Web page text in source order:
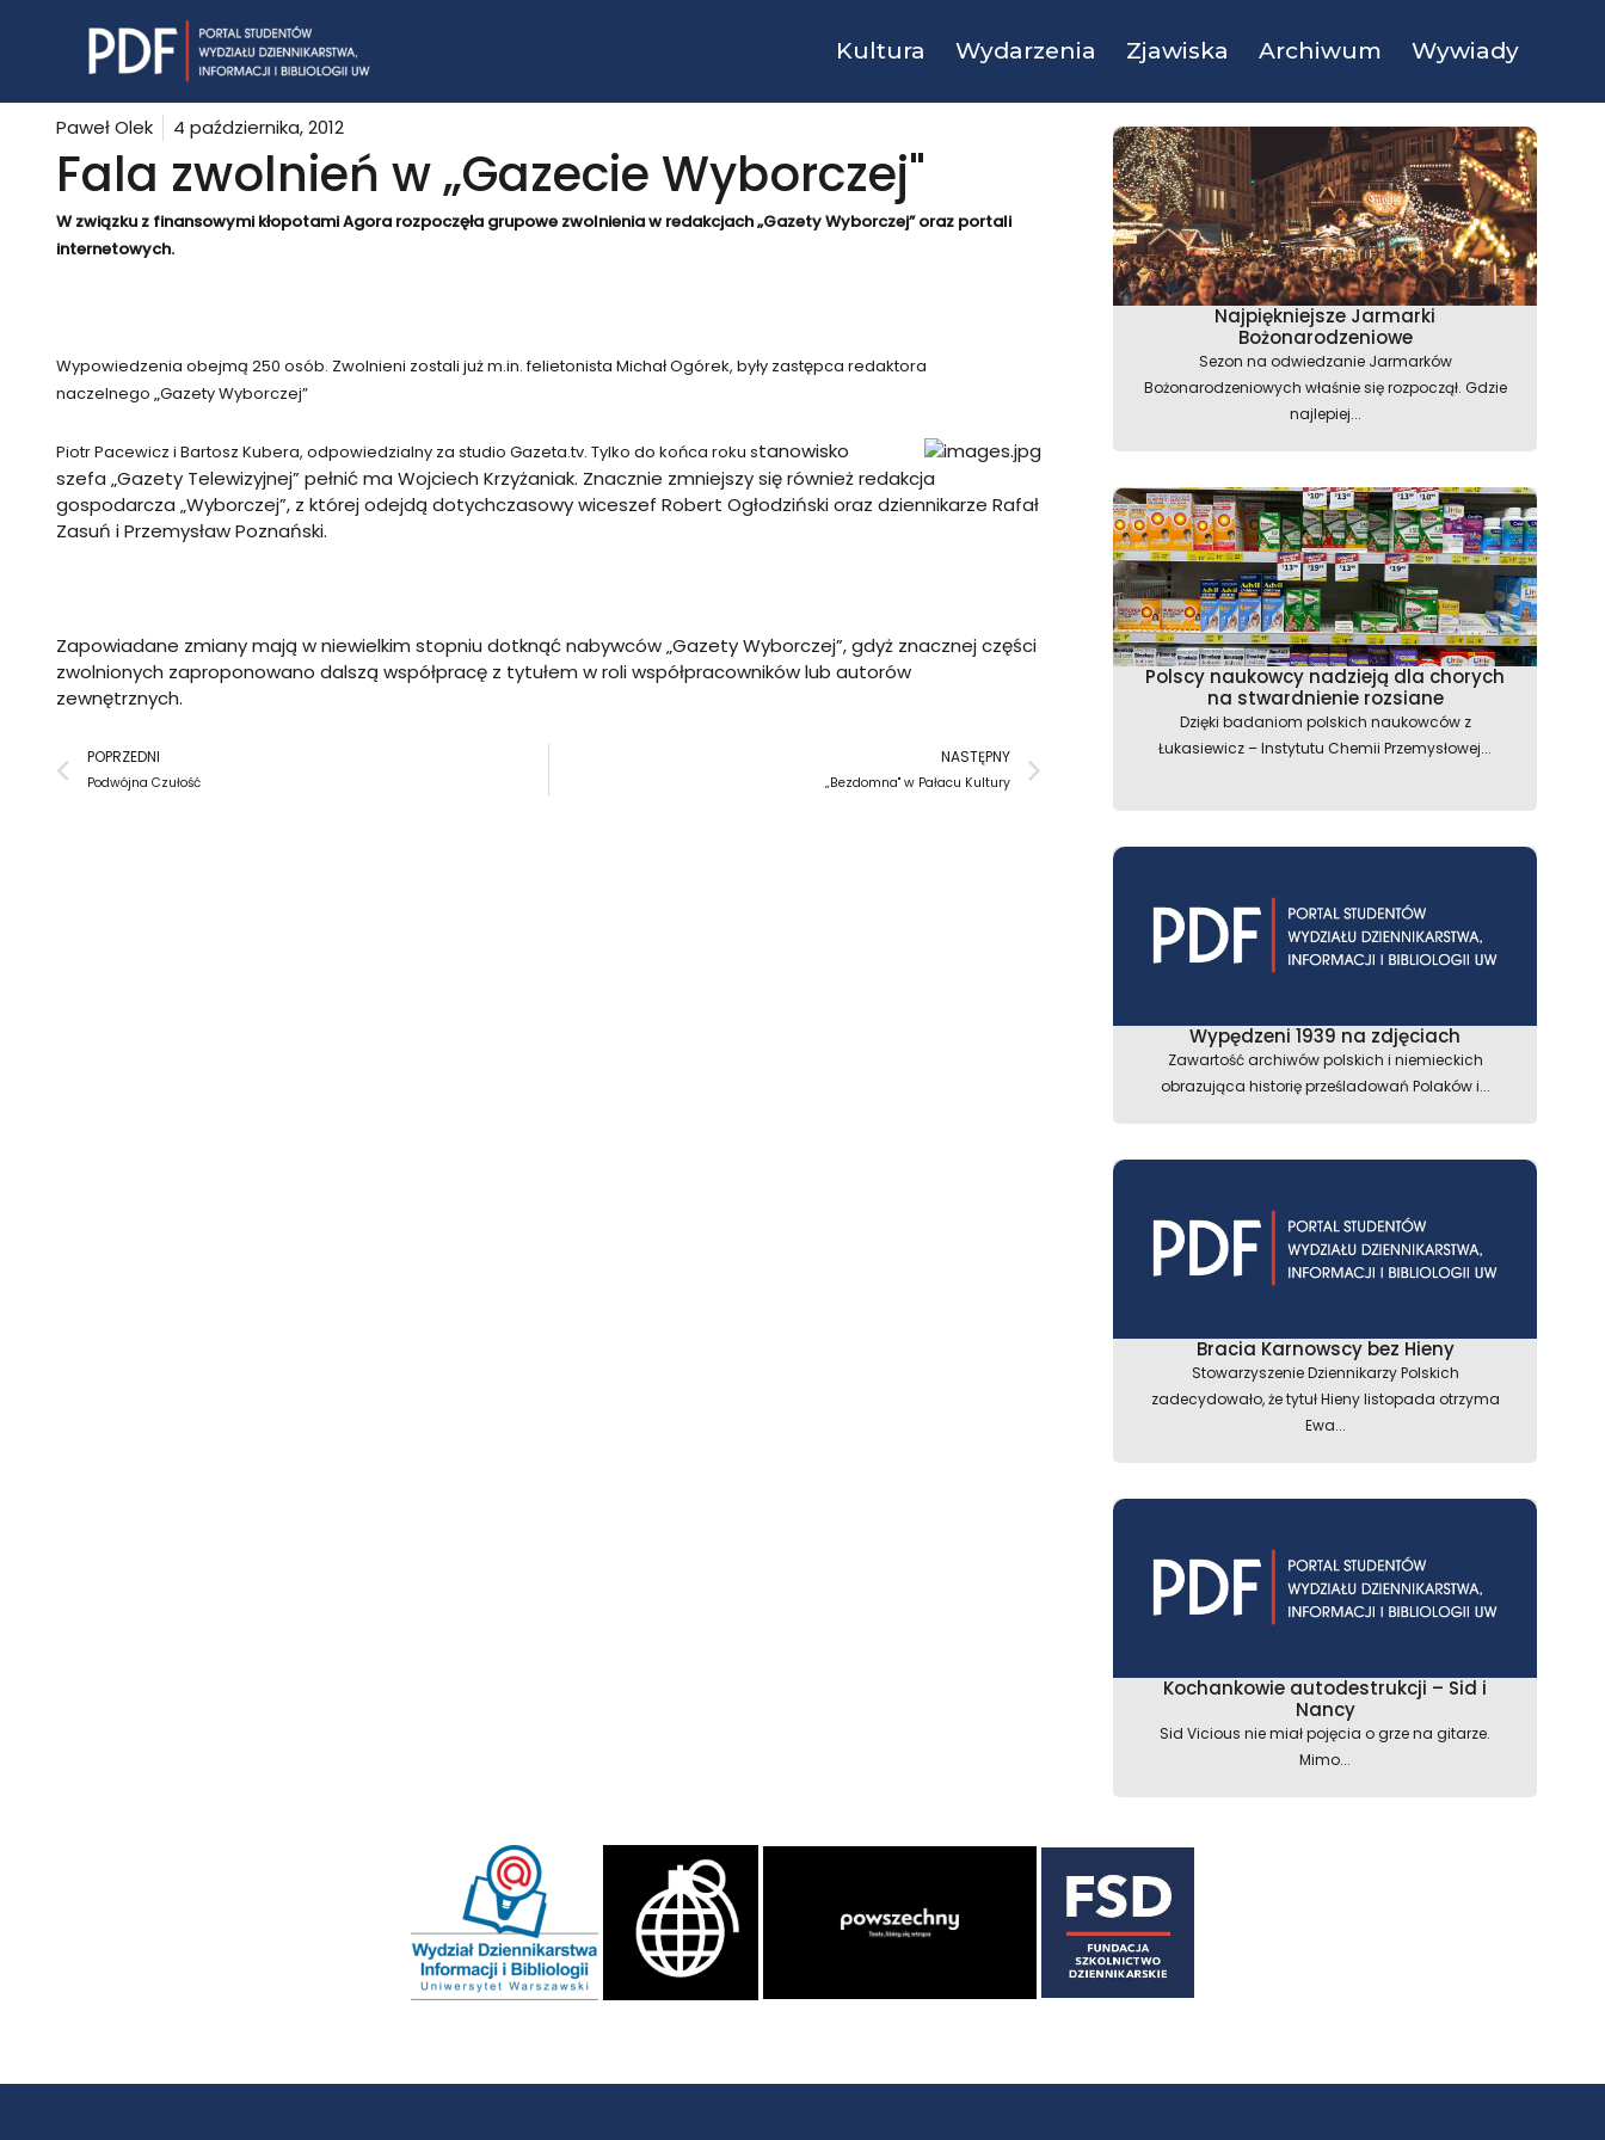
Kultura Wydarzenia Zjawiska Archiwum Wywiady
Paweł Olek 4 października, 2012
Fala zwolnień w „Gazecie Wyborczej"
W związku z finansowymi kłopotami Agora rozpoczęła grupowe zwolnienia w redakcjach „Gazety Wyborczej” oraz portali
internetowych.
Wypowiedzenia obejmą 250 osób. Zwolnieni zostali już m.in. felietonista Michał Ogórek, były zastępca redaktora
naczelnego „Gazety Wyborczej”
Piotr Pacewicz i Bartosz Kubera, odpowiedzialny za studio Gazeta.tv. Tylko do końca roku stanowisko
szefa „Gazety Telewizyjnej” pełnić ma Wojciech Krzyżaniak. Znacznie zmniejszy się również redakcja
gospodarcza „Wyborczej”, z której odejdą dotychczasowy wiceszef Robert Ogłodziński oraz dziennikarze Rafał
Zasuń i Przemysław Poznański.
Zapowiadane zmiany mają w niewielkim stopniu dotknąć nabywców „Gazety Wyborczej”, gdyż znacznej części
zwolnionych zaproponowano dalszą współpracę z tytułem w roli współpracowników lub autorów
zewnętrznych.
Prev
POPRZEDNI
Podwójna Czułość
NASTĘPNY
„Bezdomna" w Pałacu Kultury
Następny
Najpiękniejsze Jarmarki
Bożonarodzeniowe
Sezon na odwiedzanie Jarmarków
Bożonarodzeniowych właśnie się rozpoczął. Gdzie
najlepiej...
Polscy naukowcy nadzieją dla chorych
na stwardnienie rozsiane
Dzięki badaniom polskich naukowców z
Łukasiewicz – Instytutu Chemii Przemysłowej...
Wypędzeni 1939 na zdjęciach
Zawartość archiwów polskich i niemieckich
obrazująca historię prześladowań Polaków i...
Bracia Karnowscy bez Hieny
Stowarzyszenie Dziennikarzy Polskich
zadecydowało, że tytuł Hieny listopada otrzyma
Ewa...
Kochankowie autodestrukcji – Sid i
Nancy
Sid Vicious nie miał pojęcia o grze na gitarze.
Mimo...